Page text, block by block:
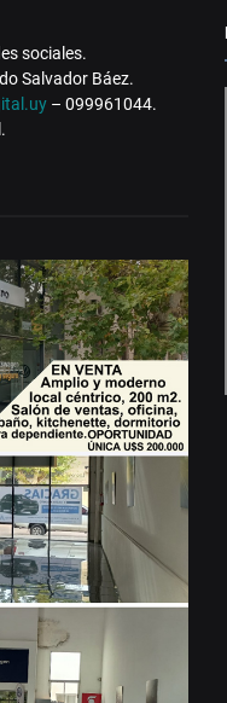
sociales.
Salvador Báez.
– 099961044.